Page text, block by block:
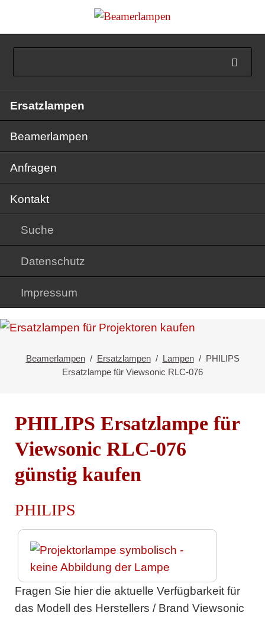
überspringen
Ersatzlampen
Beamerlampen
Anfragen
Kontakt
Suche
Datenschutz
Impressum
Beamerlampen Ersatzlampen Lampen
PHILIPS
Ersatzlampe für Viewsonic RLC-076
PHILIPS Ersatzlampe für
Viewsonic RLC-076
günstig kaufen
PHILIPS
Fragen Sie hier die aktuelle Verfügbarkeit für
das Modell des Herstellers / Brand Viewsonic